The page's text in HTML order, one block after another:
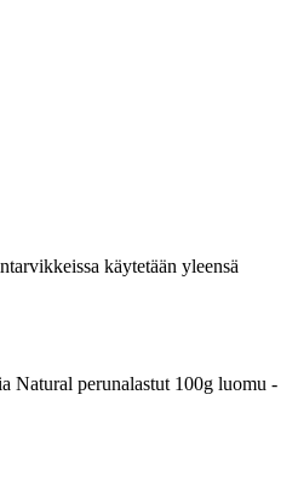
käytetään yleensä
Natural perunalastut 100g luomu -